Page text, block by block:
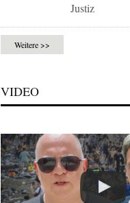
Justiz
Weitere >>
VIDEO